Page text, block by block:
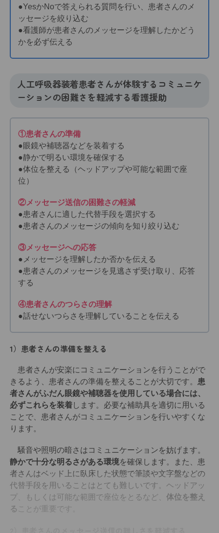
●YesかNoで答えられる質問を行い、患者さんのメ
ッセージを絞り込む
●看護師が患者さんのメッセージを理解したかどう
かを必ず伝える
人工呼吸器装着患者さんが体験するコミュニケ
ーションの困難さを軽減する看護援助
①患者さんの準備
●眼鏡や補聴器などを装着する
●静かで明るい環境を確保する
●体位を整える（ヘッドアップや可能な範囲で座
位）
②メッセージ送信の困難さの軽減
●患者さんに適した代替手段を選択する
●患者さんのメッセージの傾向を知り絞り込む
③メッセージへの応答
●メッセージを理解したか否かを伝える
●患者さんのメッセージを見逃さず受け取り、応答
する
④患者さんのつらさの理解
●話せないつらさを理解していることを伝える
1）患者さんの準備を整える
患者さんが安楽にコミュニケーションを行うことがで
きるよう、患者さんの準備を整えることが大切です。 患
者さんがふだん眼鏡や補聴器を使用している場合には、
必ずこれらを装着します。必要な補助具を適切に用いる
ことで、患者さんがコミュニケーションを行いやすくな
ります。
騒音や照明の暗さはコミュニケーションを妨げます。
静かで十分な明るさがある環境を確保します。また、患
者さんはベッド上に臥床した状態で筆談や文字盤などの
代替手段を用いることはとても難しいです。ヘッドアッ
プ、もしくは可能な範囲で座位をとるなど、 体位を整え
る ことが重要です。